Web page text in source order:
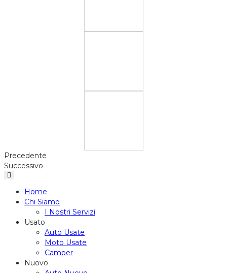
Precedente
Successivo
Home
Chi Siamo
I Nostri Servizi
Usato
Auto Usate
Moto Usate
Camper
Nuovo